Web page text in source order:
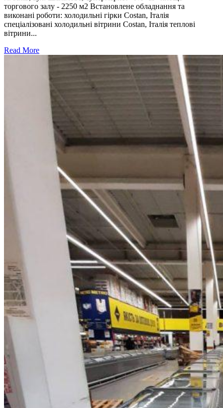
торгового залу - 2250 м2 Встановлене обладнання та
виконані роботи: холодильні гірки Costan, Італія
спеціалізовані холодильні вітрини Costan, Італія теплові
вітрини...
Read More